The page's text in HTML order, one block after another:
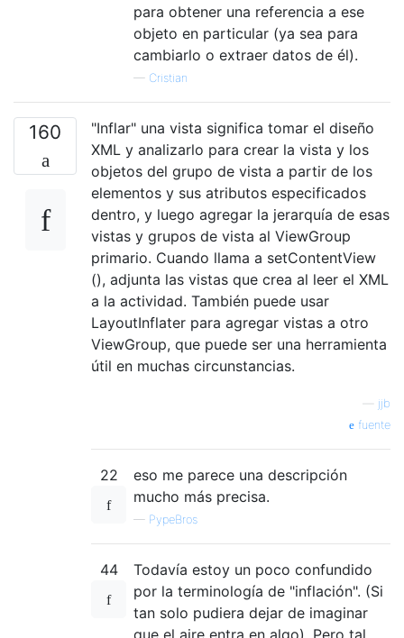
para obtener una referencia a ese
objeto en particular (ya sea para
cambiarlo o extraer datos de él).
— Cristian
160
"Inflar" una vista significa tomar el diseño
XML y analizarlo para crear la vista y los
objetos del grupo de vista a partir de los
elementos y sus atributos especificados
dentro, y luego agregar la jerarquía de esas
vistas y grupos de vista al ViewGroup
primario. Cuando llama a setContentView
(), adjunta las vistas que crea al leer el XML
a la actividad. También puede usar
LayoutInflater para agregar vistas a otro
ViewGroup, que puede ser una herramienta
útil en muchas circunstancias.
jjb
fuente
22
eso me parece una descripción
mucho más precisa.
— PypeBros
44
Todavía estoy un poco confundido
por la terminología de "inflación". (Si
tan solo pudiera dejar de imaginar
que el aire entra en algo). Pero tal